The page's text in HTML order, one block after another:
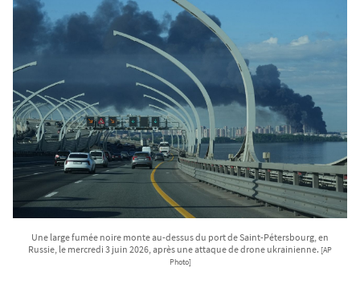
Une large fumée noire monte au-dessus du port de Saint-Pétersbourg, en
Russie, le mercredi 3 juin 2026, après une attaque de drone ukrainienne. [AP
Photo]